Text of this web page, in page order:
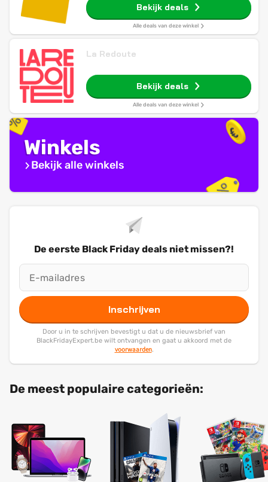
Bekijk deals
Alle deals van deze winkel
La Redoute
Bekijk deals
Alle deals van deze winkel
Winkels
Bekijk alle winkels
De eerste Black Friday deals niet missen?!
Inschrijven
Door u in te schrijven bevestigt u dat u de nieuwsbrief van
BlackFridayExpert.be wilt ontvangen en gaat u akkoord met de
voorwaarden.
De meest populaire categorieën: